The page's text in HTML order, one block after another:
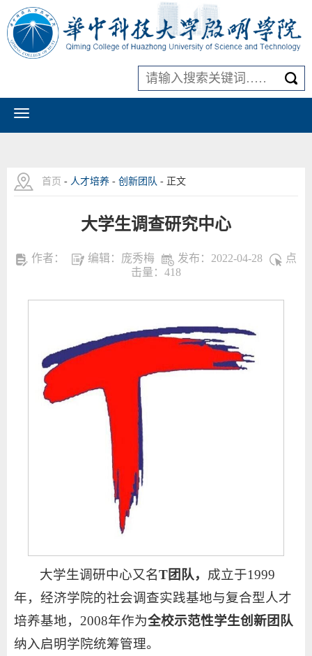
首页 - 人才培养 - 创新团队 - 正文
大学生调查研究中心
作者： 编辑：庞秀梅 发布：2022-04-28
点
击量： 418
大学生调研中心又名T团队， 成立于1999
年，经济学院的社会调查实践基地与复合型人才
培养基地，2008年作为全校示范性学生创新团队
纳入启明学院统筹管理。